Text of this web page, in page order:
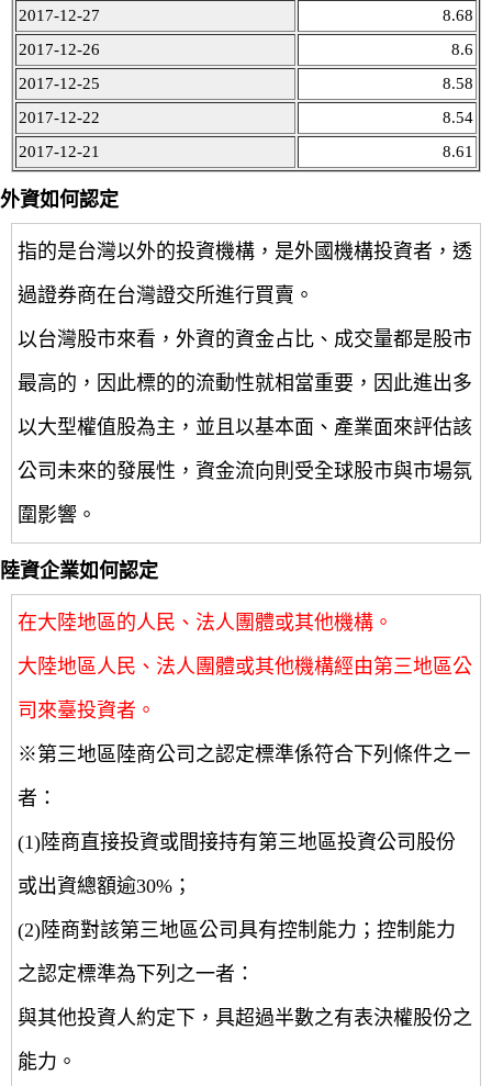
2017-12-27
8.68
2017-12-26
8.6
2017-12-25
8.58
2017-12-22
8.54
2017-12-21
8.61
外資如何認定
指的是台灣以外的投資機構，是外國機構投資者，透
過證券商在台灣證交所進行買賣。
以台灣股市來看，外資的資金占比、成交量都是股市
最高的，因此標的的流動性就相當重要，因此進出多
以大型權值股為主，並且以基本面、產業面來評估該
公司未來的發展性，資金流向則受全球股市與市場氛
圍影響。
陸資企業如何認定
在大陸地區的人民、法人團體或其他機構。
大陸地區人民、法人團體或其他機構經由第三地區公
司來臺投資者。
※第三地區陸商公司之認定標準係符合下列條件之ㄧ
者：
(1)陸商直接投資或間接持有第三地區投資公司股份
或出資總額逾30%；
(2)陸商對該第三地區公司具有控制能力；控制能力
之認定標準為下列之一者：
與其他投資人約定下，具超過半數之有表決權股份之
能力。